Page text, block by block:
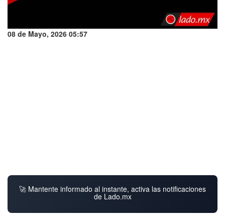
08 de Mayo, 2026 05:57
🚀 Mantente informado al instante, activa las notificaciones
de Lado.mx